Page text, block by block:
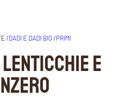
/DADI E DADI BIO/PRIMI
lenticchie e